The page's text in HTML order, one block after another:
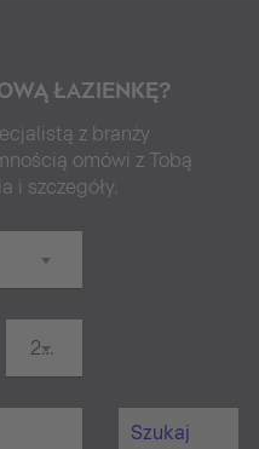
ŁAZIENKĘ?
z branży
omówi z Tobą
i szczegóły.
20 km
Szukaj